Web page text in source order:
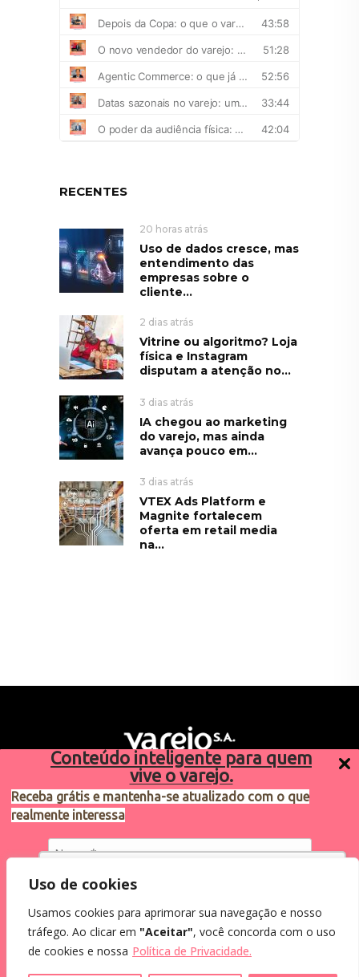
Conteúdo inteligente para quem
vive o varejo.
Receba grátis e mantenha-se atualizado com o que
realmente interessa
Eu concordo em receber comunicações.
Ao informar meus dados, eu concordo com a
Utilizamos cookies para oferecer melhor
como você interage em nosso site e
personalizar conteúdo.
Uso de cookies
Usamos cookies para aprimorar sua navegação e nosso
tráfego. Ao clicar em "Aceitar", você concorda com o uso
de cookies e nossa Política de Privacidade.
RECENTES
20 horas atrás
Uso de dados cresce, mas
entendimento das
empresas sobre o
cliente...
2 dias atrás
Vitrine ou algoritmo? Loja
física e Instagram
disputam a atenção no...
3 dias atrás
IA chegou ao marketing
do varejo, mas ainda
avança pouco em...
3 dias atrás
VTEX Ads Platform e
Magnite fortalecem
oferta em retail media
na...
Sugestões de pauta
varejosa@cndl.org.br
2024®. Todos os direitos reservados.